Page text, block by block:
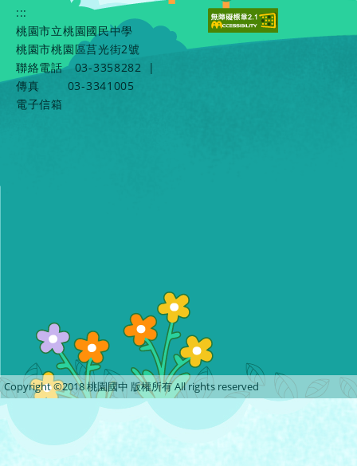
:::
桃園市立桃園國民中學
桃園市桃園區莒光街2號
聯絡電話
03-3358282
|
傳真
03-3341005
電子信箱
Copyright ©2018 桃園國中 版權所有 All rights reserved